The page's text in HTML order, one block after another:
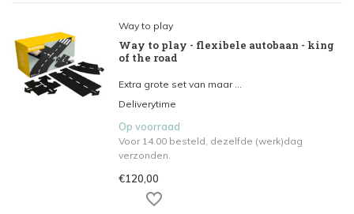
Way to play
Way to play - flexibele autobaan - king
of the road
Extra grote set van maar ...
Deliverytime
Op voorraad
Voor 14.00 besteld, dezelfde (werk)dag
verzonden.
€120,00